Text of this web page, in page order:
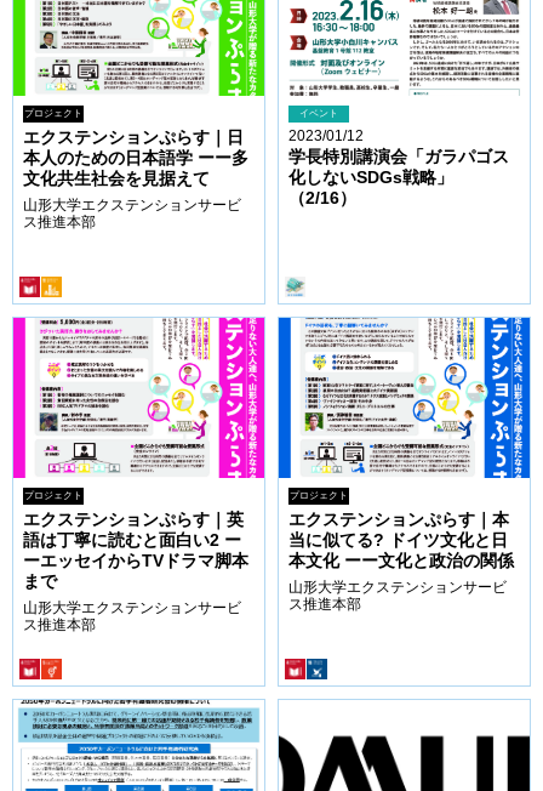
プロジェクト
エクステンションぷらす｜日
本人のための日本語学 ーー多
文化共生社会を見据えて
山形大学エクステンションサービ
ス推進本部
イベント
2023/01/12
学長特別講演会「ガラパゴス
化しないSDGs戦略」
（2/16）
プロジェクト
エクステンションぷらす｜英
語は丁寧に読むと面白い2 ー
ーエッセイからTVドラマ脚本
まで
山形大学エクステンションサービ
ス推進本部
プロジェクト
エクステンションぷらす｜本
当に似てる? ドイツ文化と日
本文化 ーー文化と政治の関係
山形大学エクステンションサービ
ス推進本部